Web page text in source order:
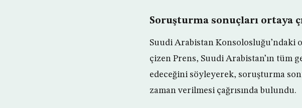
Soruşturma sonuçları ortaya
Suudi Arabistan Konsolosluğu’ndaki
çizen Prens, Suudi Arabistan’ın tüm
edeceğini söyleyerek, soruşturma
zaman verilmesi çağrısında bulundu.